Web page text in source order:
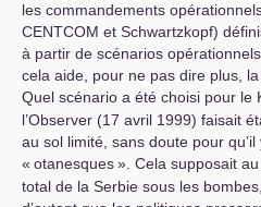
les commandements
CENTCOM et Schwartzkopf)
à partir de scénarios
cela aide, pour ne pas dire plus, la
Quel scénario a été choisi pour le
l’Observer (17 avril 1999) faisait
au sol limité, sans doute pour
« otanesques». Cela supposait
total de la Serbie sous les